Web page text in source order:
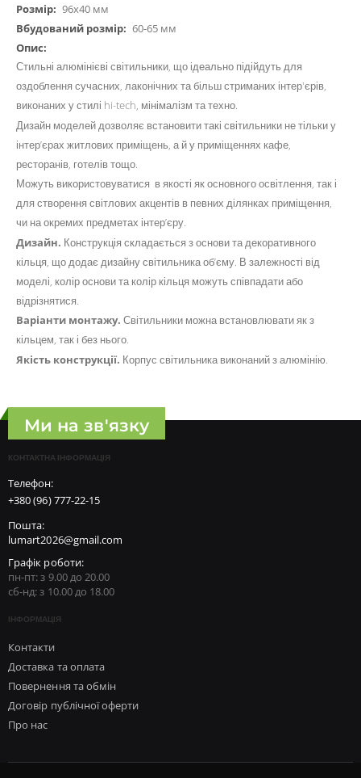
96х40 мм
60-65 мм
Стильні алюмінієві світильники, що ідеально підійдуть для
оздоблення сучасних, лаконічних та більш стриманих інтер'єрів,
виконаних у стилі hi-tech, мінімалізм та техно.
Дизайн моделей дозволяє встановити такі світильники не тільки у
інтер’єрах житлових приміщень, а й у приміщеннях кафе,
ресторанів, готелів тощо.
Можуть використовуватися в якості як основного освітлення, так і
для створення світлових акцентів в певних ділянках приміщення,
чи на окремих предметах інтер’єру.
Дизайн. Конструкція складається з основи та декоративного
кільця, що додає дизайну світильника об’єму. В залежності від
моделі, колір основи та колір кільця можуть співпадати або
відрізнятися.
Варіанти монтажу. Світильники можна встановлювати як з
кільцем, так і без нього.
Якість конструкції. Корпус світильника виконаний з алюмінію.
Ми на зв'язку
КОНТАКТНА ІНФОРМАЦІЯ
Телефон:
+380 (96) 777-22-15
Пошта:
lumart2026@gmail.com
Графік роботи:
пн-пт: з 9.00 до 20.00
сб-нд: з 10.00 до 18.00
ІНФОРМАЦІЯ
Контакти
Доставка та оплата
Повернення та обмін
Договір публічної оферти
Про нас